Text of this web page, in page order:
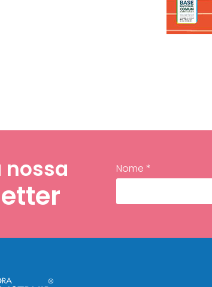
nossa Nome *